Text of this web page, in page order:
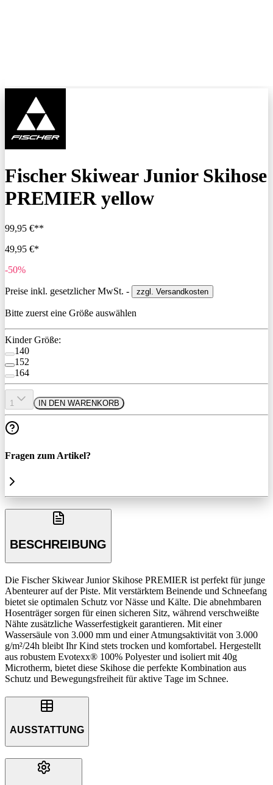
Fischer Skiwear Junior Skihose
PREMIER yellow
99,95 €**
49,95 €*
-50%
Preise inkl. gesetzlicher MwSt. - zzgl. Versandkosten
Bitte zuerst eine Größe auswählen
Kinder Größe:
140
152
164
1 IN DEN WARENKORB
Fragen zum Artikel?
BESCHREIBUNG
Die Fischer Skiwear Junior Skihose PREMIER ist perfekt für junge
Abenteurer auf der Piste. Mit verstärktem Beinende und Schneefang
bietet sie optimalen Schutz vor Nässe und Kälte. Die abnehmbaren
Hosenträger sorgen für einen sicheren Sitz, während verschweißte
Nähte zusätzliche Wasserfestigkeit garantieren. Mit einer
Wassersäule von 3.000 mm und einer Atmungsaktivität von 3.000
g/m²/24h bleibt Ihr Kind stets trocken und komfortabel. Hergestellt
aus robustem Evotexx® 100% Polyester und isoliert mit 40g
Microtherm, bietet diese Skihose die perfekte Kombination aus
Schutz und Bewegungsfreiheit für aktive Tage im Schnee.
AUSSTATTUNG